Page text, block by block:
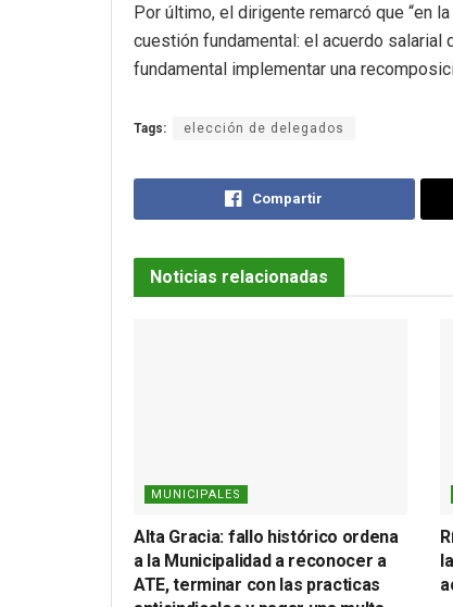
Por último, el dirigente remarcó que “en
cuestión fundamental: el acuerdo
fundamental implementar una
Tags: elección de delegados
Compartir
Noticias relacionadas
MUNICIPALES
Alta Gracia: fallo histórico ordena
a la Municipalidad a reconocer a
ATE, terminar con las practicas